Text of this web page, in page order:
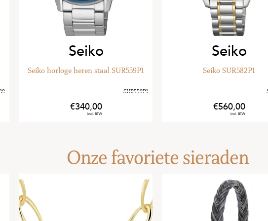
Seiko SUR582P1
Seiko
560,00
Seiko Presage horloge heren
Seiko
440,00
Onze favoriete sieraden